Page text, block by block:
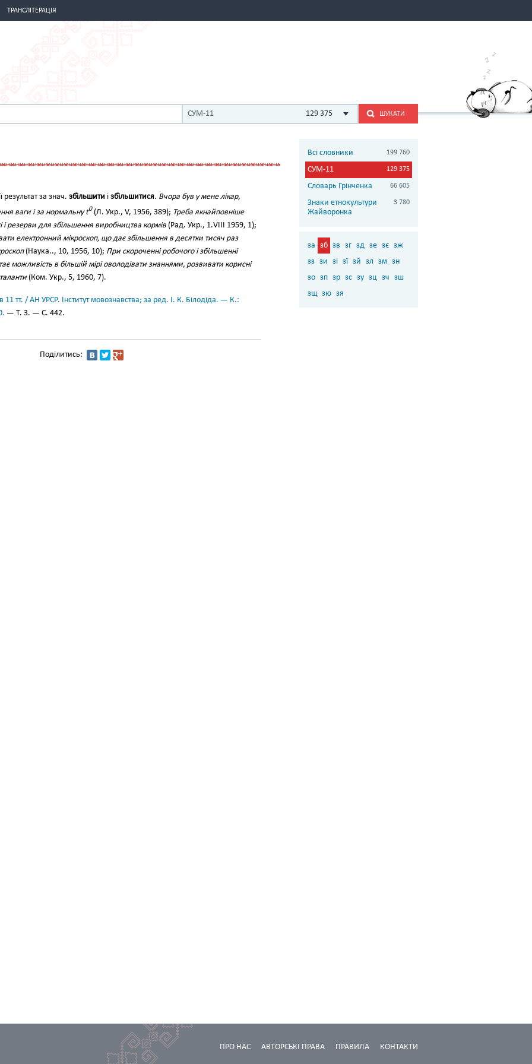
ТРАНСЛІТЕРАЦІЯ
СУМ-11 129 375 ШУКАТИ
результат за знач. збі́льшити і збі́льшитися. Вчора був у мене лікар,
ваги і за нормальну t0(Л. Укр., V, 1956, 389); Треба якнайповніше
і резерви для збільшення виробництва кормів (Рад. Укр., 1.VІІІ 1959, 1);
електронний мікроскоп, що дає збільшення в десятки тисяч раз
(Наука.., 10, 1956, 10); При скороченні робочого і збільшенні
можливість в більшій мірі оволодівати знаннями, розвивати корисні
(Ком. Укр., 5, 1960, 7).
11 тт. / АН УРСР. Інститут мовознавства; за ред. І. К. Білодіда. — К.:
— Т. 3. — С. 442.
Поділитись:
Всі словники 199 760
СУМ-11 129 375
Словарь Грінченка 66 605
Знаки етнокультури
Жайворонка
3 780
за зб зв зг зд зе зє зж
зз зи зі зї зй зл зм зн
зо зп зр зс зу зц зч зш
зщ зю зя
КОНТАКТИ
ПРАВИЛА
АВТОРСЬКІ ПРАВА
ПРО НАС